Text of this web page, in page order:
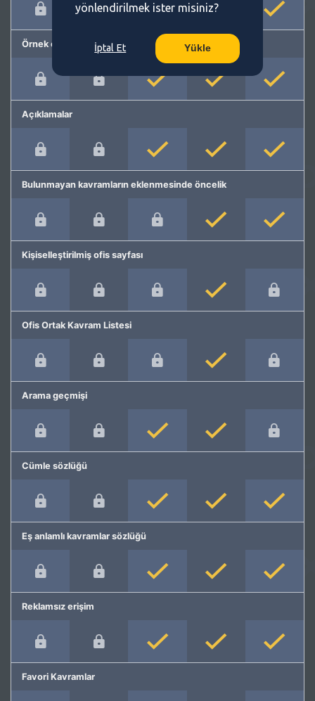
Örnek cümleler
Açıklamalar
Bulunmayan kavramların eklenmesinde öncelik
Kişiselleştirilmiş ofis sayfası
Ofis Ortak Kavram Listesi
Arama geçmişi
Cümle sözlüğü
Eş anlamlı kavramlar sözlüğü
Reklamsız erişim
Favori Kavramlar
yönlendirilmek ister misiniz?
İptal Et Yükle